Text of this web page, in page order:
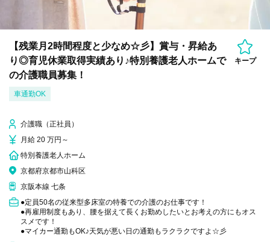
【残業月2時間程度と少なめ☆彡】賞与・昇給あ
り◎育児休業取得実績あり♪特別養護老人ホームで
の介護職員募集！
キープ
車通勤OK
介護職（正社員）
月給 20 万円～
特別養護老人ホーム
京都府京都市山科区
京阪本線 七条
●定員50名の従来型多床室の特養での介護のお仕事です！
●再雇用制度もあり、腰を据えて長くお勤めしたいとお考えの方にもオス
スメです！
●マイカー通勤もOK♪天気が悪い日の通勤もラクラクですよ☆彡